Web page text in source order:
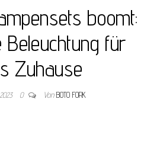
boomt:
Beleuchtung für
Zuhause
0 Von BOTO FORK